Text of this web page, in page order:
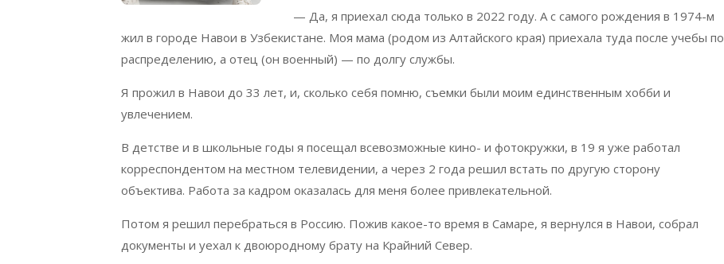
— Да, я приехал сюда только в 2022 году. А с самого рождения в 1974-м
жил в городе Навои в Узбекистане. Моя мама (родом из Алтайского края) приехала туда после учебы по
распределению, а отец (он военный) — по долгу службы.
Я прожил в Навои до 33 лет, и, сколько себя помню, съемки были моим единственным хобби и
увлечением.
В детстве и в школьные годы я посещал всевозможные кино- и фотокружки, в 19 я уже работал
корреспондентом на местном телевидении, а через 2 года решил встать по другую сторону
объектива. Работа за кадром оказалась для меня более привлекательной.
Потом я решил перебраться в Россию. Пожив какое-то время в Самаре, я вернулся в Навои, собрал
документы и уехал к двоюродному брату на Крайний Север.